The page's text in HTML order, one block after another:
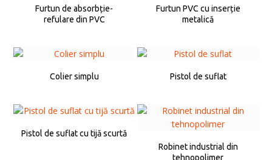
Furtun de absorbție-
refulare din PVC
Furtun PVC cu inserție
metalică
Colier simplu Pistol de suflat
Pistol de suflat cu tijă scurtă
Robinet industrial din
tehnopolimer